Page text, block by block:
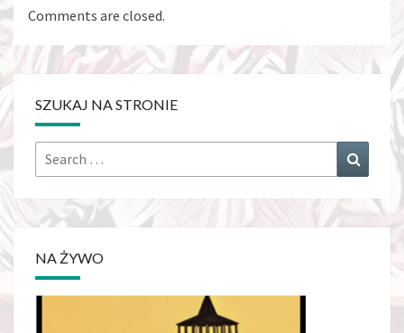
Comments are closed.
SZUKAJ NA STRONIE
Search
for:
Search
NA ŻYWO